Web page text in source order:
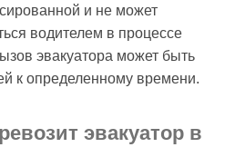
и не может
водителем в процессе
эвакуатора может быть
к определенному времени.
эвакуатор в